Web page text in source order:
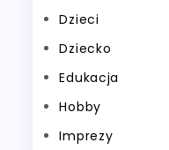
Dzieci
Dziecko
Edukacja
Hobby
Imprezy